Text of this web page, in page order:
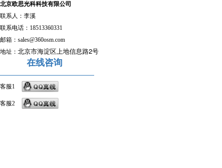
北京欧思光科科技有限公司
联系人：李溪
联系电话： 18513360331
邮箱：sales@360osm.com
地址： 北京市海淀区上地信息路2号
在线咨询
客服1
客服2